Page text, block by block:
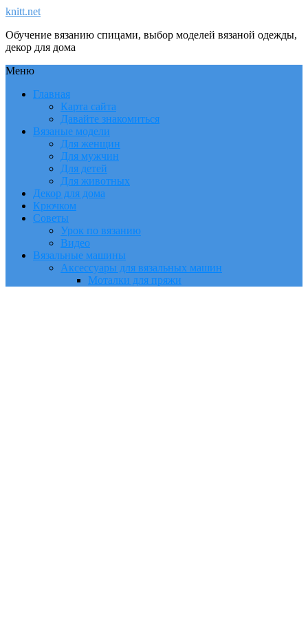
knitt.net
Обучение вязанию спицами, выбор моделей вязаной одежды,
декор для дома
Меню
Главная
Карта сайта
Давайте знакомиться
Вязаные модели
Для женщин
Для мужчин
Для детей
Для животных
Декор для дома
Крючком
Советы
Урок по вязанию
Видео
Вязальные машины
Аксессуары для вязальных машин
Моталки для пряжи